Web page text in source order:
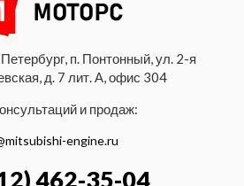
п. Понтонный, ул. 2-я
д. 7 лит. А, офис 304
и продаж:
engine.ru
462-35-04